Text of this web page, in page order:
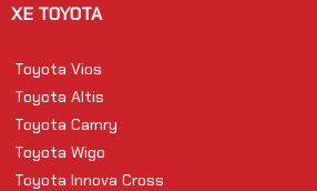
XE TOYOTA
Toyota Vios
Toyota Altis
Toyota Camry
Toyota Wigo
Toyota Innova Cross